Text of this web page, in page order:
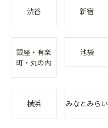
渋谷 新宿
銀座・有楽
町・丸の内
池袋
横浜 みなとみらい